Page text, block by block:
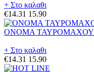
+ Στο καλαθι
€14.31 15.90
ΟΝΟΜΑ ΤΑΥΡΟΜΑΧΟΥ
+ Στο καλαθι
€14.31 15.90